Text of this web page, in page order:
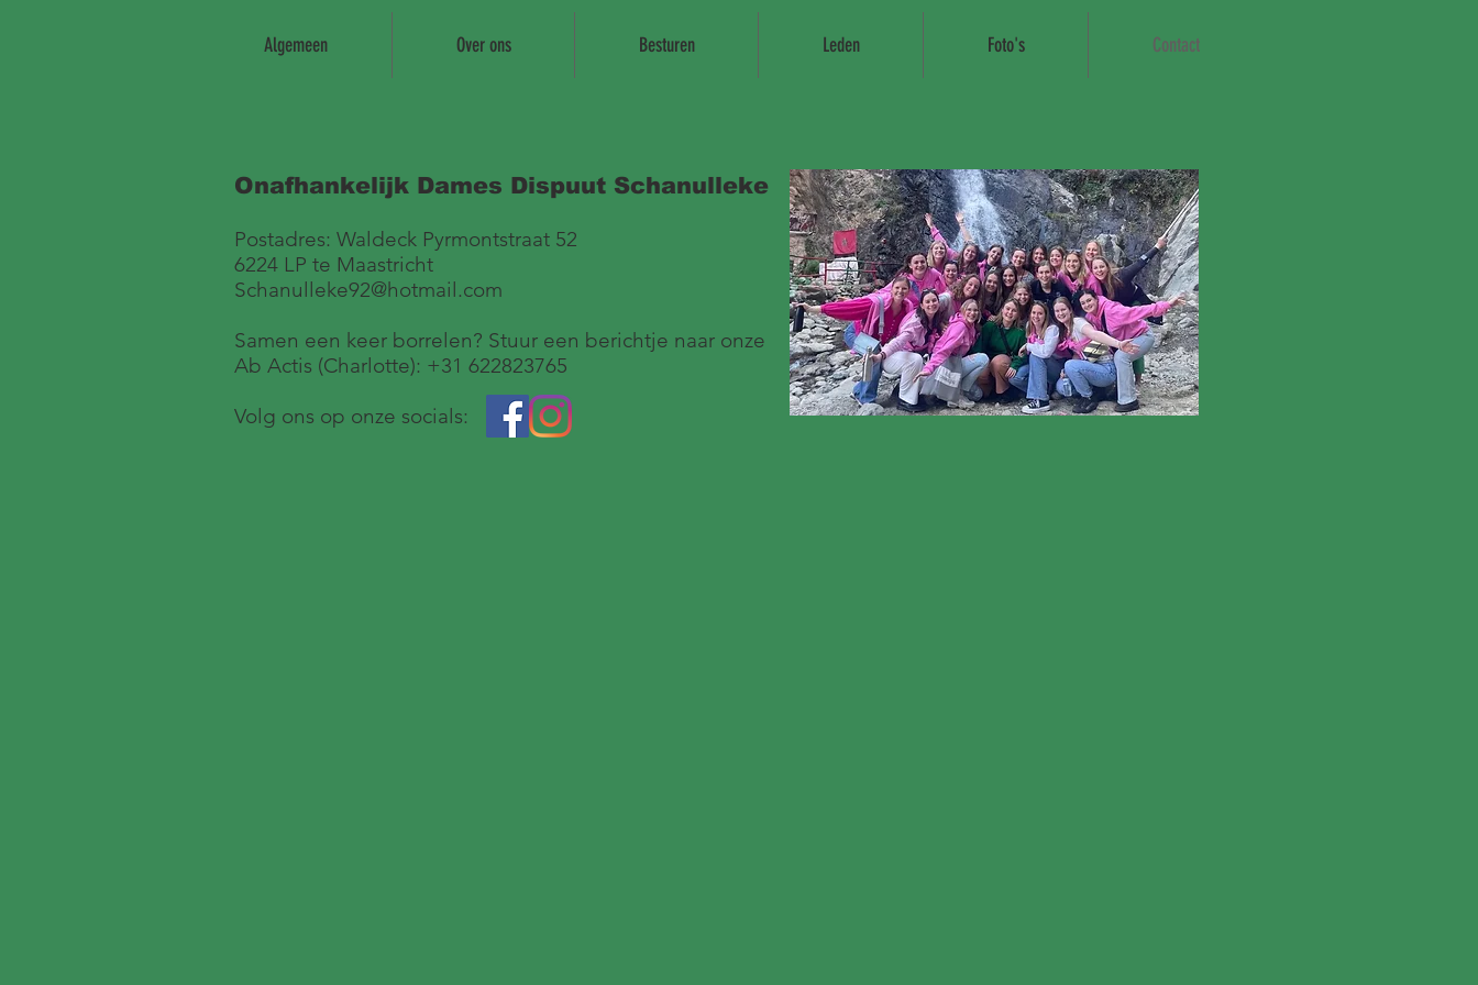
Algemeen Over ons Besturen Leden Foto's Contact
Onafhankelijk Dames Dispuut Schanulleke
Postadres: Waldeck Pyrmontstraat 52
6224 LP te Maastricht
Schanulleke92@hotmail.com
Samen een keer borrelen? Stuur een berichtje naar onze
Ab Actis (Charlotte): +31 622823765
Volg ons op onze socials: